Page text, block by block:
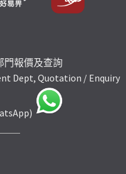
門報價及查詢
Dept, Quotation / Enquiry